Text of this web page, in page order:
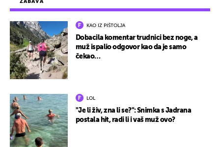
ZABAVA
KAO IZ PIŠTOLJA
Dobacila komentar trudnici bez noge, a
muž ispalio odgovor kao da je samo
čekao…
LOL
"Je li živ, zna li se?": Snimka s Jadrana
postala hit, radi li i vaš muž ovo?